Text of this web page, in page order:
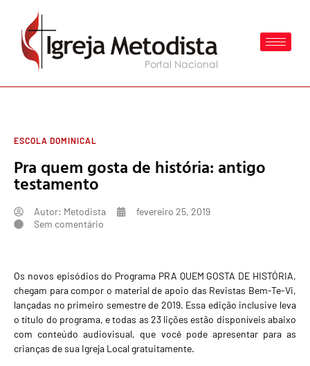
ESCOLA DOMINICAL
Pra quem gosta de história: antigo
testamento
Autor: Metodista
fevereiro 25, 2019
Sem comentário
Os novos episódios do Programa PRA QUEM GOSTA DE HISTÓRIA,
chegam para compor o material de apoio das Revistas Bem-Te-Vi,
lançadas no primeiro semestre de 2019. Essa edição inclusive leva
o título do programa, e todas as 23 lições estão disponíveis abaixo
com conteúdo audiovisual, que você pode apresentar para as
crianças de sua Igreja Local gratuitamente.